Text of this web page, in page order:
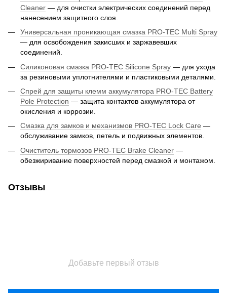
Cleaner — для очистки электрических соединений перед
нанесением защитного слоя.
Универсальная проникающая смазка PRO-TEC Multi Spray
— для освобождения закисших и заржавевших
соединений.
Силиконовая смазка PRO-TEC Silicone Spray — для ухода
за резиновыми уплотнителями и пластиковыми деталями.
Спрей для защиты клемм аккумулятора PRO-TEC Battery
Pole Protection — защита контактов аккумулятора от
окисления и коррозии.
Смазка для замков и механизмов PRO-TEC Lock Care —
обслуживание замков, петель и подвижных элементов.
Очиститель тормозов PRO-TEC Brake Cleaner —
обезжиривание поверхностей перед смазкой и монтажом.
Отзывы
Добавьте первый отзыв